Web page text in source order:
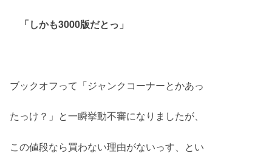
「しかも3000版だとっ」
ブックオフって「ジャンクコーナーとかあっ
たっけ？」と一瞬挙動不審になりましたが、
この値段なら買わない理由がないっす、とい